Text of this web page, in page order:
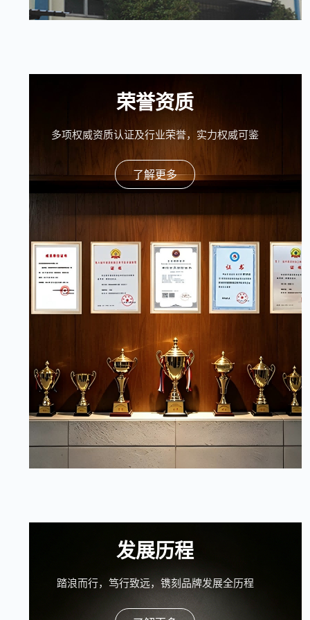
荣誉资质
多项权威资质认证及行业荣誉，实力权威可鉴
了解更多
发展历程
踏浪而行，笃行致远，镌刻品牌发展全历程